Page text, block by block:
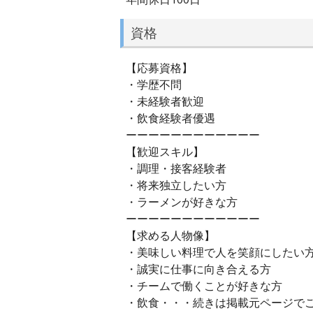
資格
【応募資格】
・学歴不問
・未経験者歓迎
・飲食経験者優遇
ーーーーーーーーーーーー
【歓迎スキル】
・調理・接客経験者
・将来独立したい方
・ラーメンが好きな方
ーーーーーーーーーーーー
【求める人物像】
・美味しい料理で人を笑顔にしたい
・誠実に仕事に向き合える方
・チームで働くことが好きな方
・飲食・・・続きは掲載元ページで